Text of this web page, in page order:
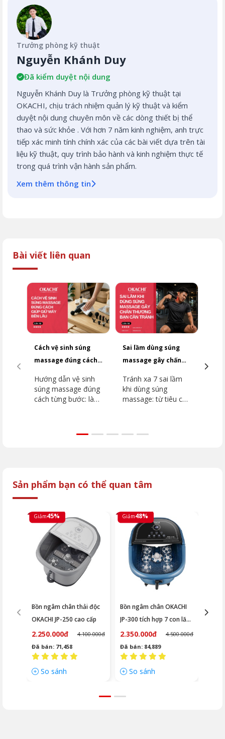
Trưởng phòng kỹ thuật
Nguyễn Khánh Duy
Đã kiểm duyệt nội dung
Nguyễn Khánh Duy là Trưởng phòng kỹ thuật tại
OKACHI, chịu trách nhiệm quản lý kỹ thuật và kiểm
duyệt nội dung chuyên môn về các dòng thiết bị thể
thao và sức khỏe . Với hơn 7 năm kinh nghiệm, anh trực
tiếp xác minh tính chính xác của các bài viết dựa trên tài
liệu kỹ thuật, quy trình bảo hành và kinh nghiệm thực tế
trong quá trình vận hành sản phẩm.
Xem thêm thông tin
Bài viết liên quan
Cách vệ sinh súng
massage đúng cách
Hướng dẫn vệ sinh
súng massage đúng
cách từng bước: làm
Sai lầm dùng súng
massage gây chấn
tránh
Tránh xa 7 sai lầm
khi dùng súng
massage: từ tiêu cơ
Sản phẩm bạn có thể quan tâm
Giảm45%
Bồn ngâm chân thải độc
OKACHI JP-250 cao cấp
2.250.000đ
4.100.000đ
Đã bán: 71,458
So sánh
Giảm48%
Bồn ngâm chân OKACHI
JP-300 tích hợp 7 con lăn
(cao cấp)
2.350.000đ
4.500.000đ
Đã bán: 84,889
So sánh